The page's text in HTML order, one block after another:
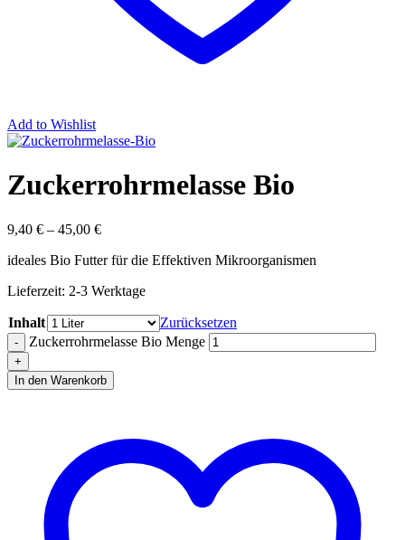
Add to Wishlist
Zuckerrohrmelasse Bio
9,40 € – 45,00 €
ideales Bio Futter für die Effektiven Mikroorganismen
Lieferzeit: 2-3 Werktage
Inhalt
Zurücksetzen
Zuckerrohrmelasse Bio Menge
In den Warenkorb